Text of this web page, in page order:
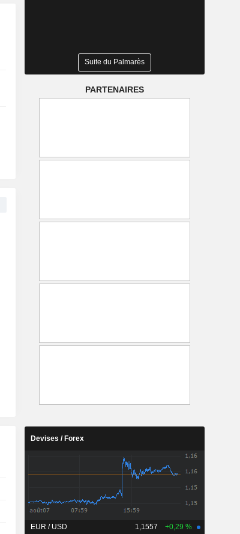
Suite du Palmarès
PARTENAIRES
Devises / Forex
EUR / USD 1,1557 +0,29 %